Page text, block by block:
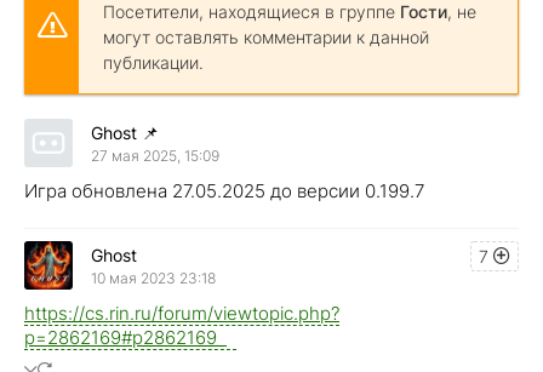
Посетители, находящиеся в группе Гости, не
могут оставлять комментарии к данной
публикации.
Ghost 📌
27 мая 2025, 15:09
Игра обновлена 27.05.2025 до версии 0.199.7
7
Ghost
10 мая 2023 23:18
https://cs.rin.ru/forum/viewtopic.php?
p=2862169#p2862169